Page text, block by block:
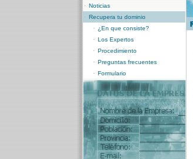
Noticias
Recupera tu dominio
¿En que consiste?
Los Expertos
Procedimiento
Preguntas frecuentes
Formulario